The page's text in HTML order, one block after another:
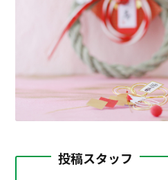
投稿スタッフ